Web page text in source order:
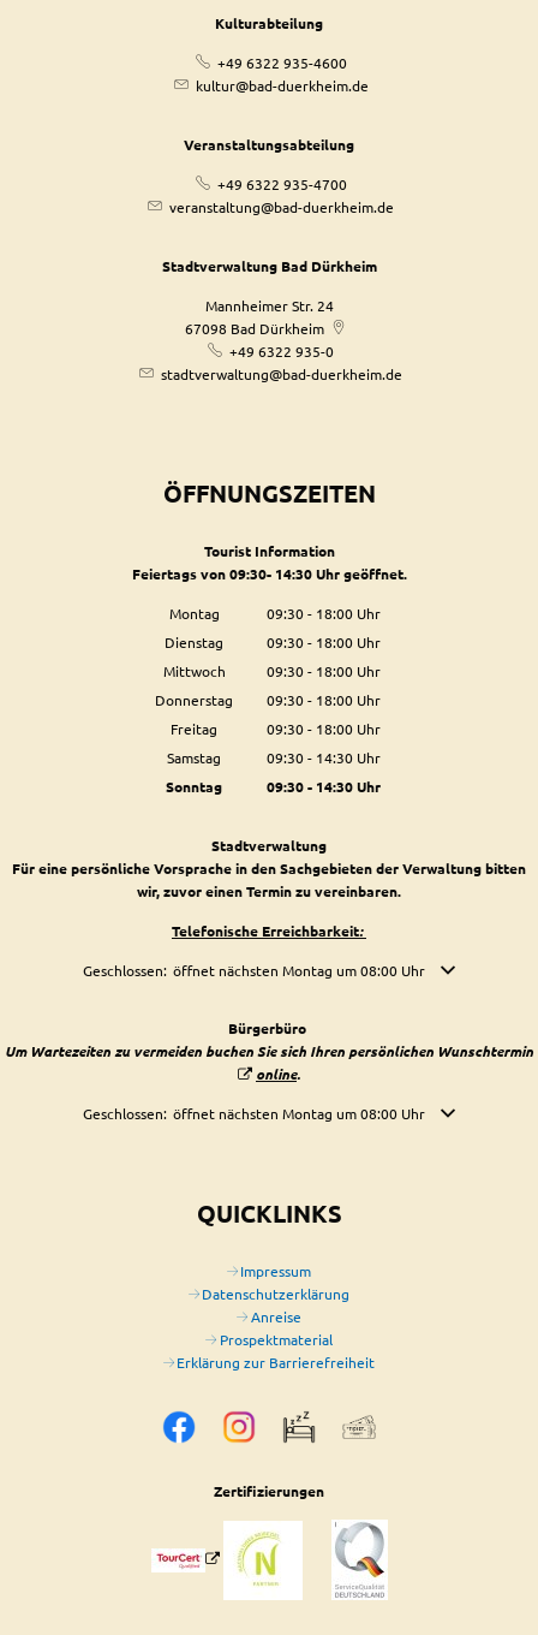
Kulturabteilung
+49 6322 935-4600
kultur@bad-duerkheim.de
Veranstaltungsabteilung
+49 6322 935-4700
veranstaltung@bad-duerkheim.de
Stadtverwaltung Bad Dürkheim
Mannheimer Str. 24
67098 Bad Dürkheim
+49 6322 935-0
stadtverwaltung@bad-duerkheim.de
ÖFFNUNGSZEITEN
Tourist Information
Feiertags von 09:30- 14:30 Uhr geöffnet.
Montag 09:30- 18:00Uhr
Von 09:30 bis 18:00 Uhr
Dienstag 09:30- 18:00Uhr
Von 09:30 bis 18:00 Uhr
Mittwoch 09:30- 18:00Uhr
Von 09:30 bis 18:00 Uhr
Donnerstag 09:30- 18:00Uhr
Von 09:30 bis 18:00 Uhr
Freitag 09:30- 18:00Uhr
Von 09:30 bis 18:00 Uhr
Samstag 09:30- 14:30Uhr
Von 09:30 bis 14:30 Uhr
Sonntag 09:30- 14:30Uhr
Stadtverwaltung
Für eine persönliche Vorsprache in den Sachgebieten der Verwaltung bitten
wir, zuvor einen Termin zu vereinbaren.
Telefonische Erreichbarkeit:
Klicken, um weitere Öffnungs- oder Schließzeiten auszublenden
Geschlossen: öffnet nächsten Montag um 08:00 Uhr
Bürgerbüro
Um Wartezeiten zu vermeiden buchen Sie sich Ihren persönlichen Wunschtermin
online.
Klicken, um weitere Öffnungs- oder Schließzeiten auszublenden
Geschlossen: öffnet nächsten Montag um 08:00 Uhr
QUICKLINKS
Impressum
Datenschutzerklärung
Anreise
Prospektmaterial
Erklärung zur Barrierefreiheit
Zertifizierungen